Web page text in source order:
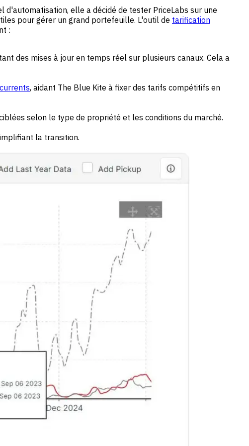
d'automatisation, elle a décidé de tester PriceLabs sur une
pour gérer un grand portefeuille. L'outil de tarification
:
des mises à jour en temps réel sur plusieurs canaux. Cela a
, aidant The Blue Kite à fixer des tarifs compétitifs en
selon le type de propriété et les conditions du marché.
la transition.